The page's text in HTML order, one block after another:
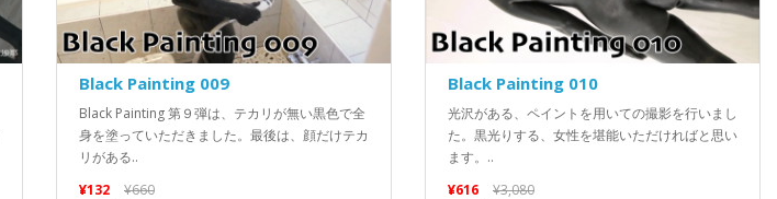
Black Painting 009
Black Painting 第９弾は、テカリが無い黒色で全
身を塗っていただきました。最後は、顔だけテカ
リがある..
¥132
¥660
Black Painting 010
光沢がある、ペイントを用いての撮影を行いまし
た。黒光りする、女性を堪能いただければと思い
ます。..
¥616
¥3,080